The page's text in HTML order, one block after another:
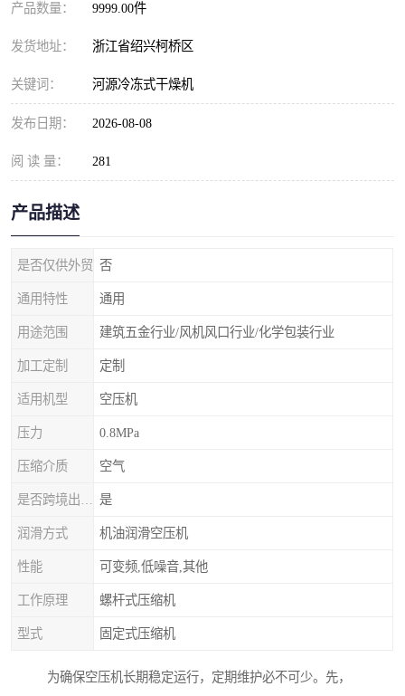
产品数量： 9999.00件
发货地址： 浙江省绍兴柯桥区
关键词： 河源冷冻式干燥机
发布日期： 2026-08-08
阅 读 量： 281
产品描述
是否仅供外贸 否
通用特性 通用
用途范围 建筑五金行业/风机风口行业/化学包装行业
加工定制 定制
适用机型 空压机
压力 0.8MPa
压缩介质 空气
是
润滑方式 机油润滑空压机
性能 可变频,低噪音,其他
工作原理 螺杆式压缩机
型式 固定式压缩机
为确保空压机长期稳定运行，定期维护必不可少。先，